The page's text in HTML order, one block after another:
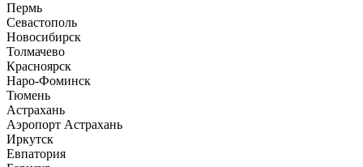
Пермь
Севастополь
Новосибирск
Толмачево
Красноярск
Наро-Фоминск
Тюмень
Астрахань
Аэропорт Астрахань
Иркутск
Евпатория